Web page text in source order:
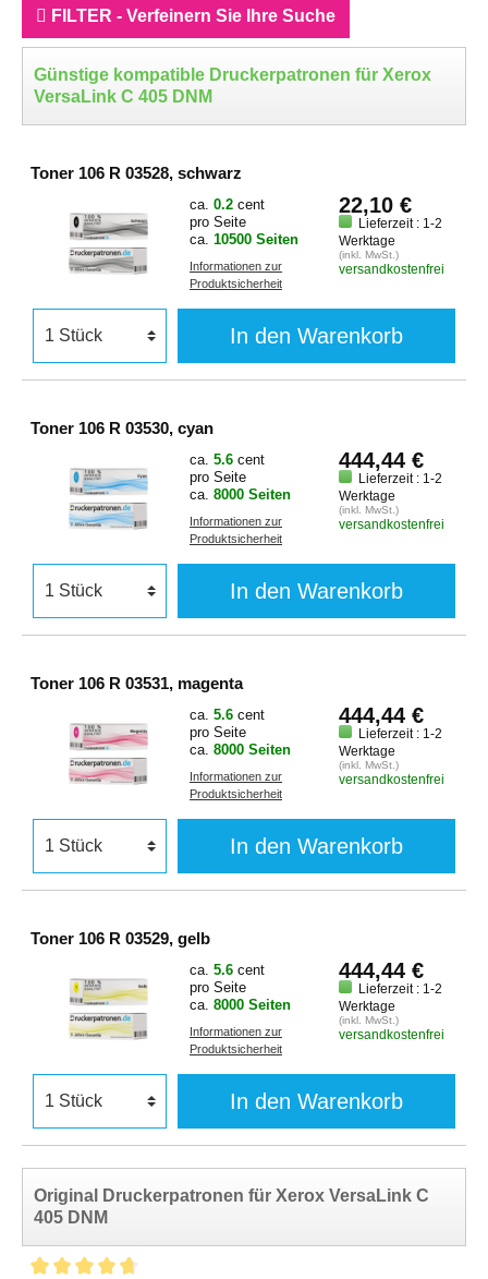
FILTER - Verfeinern Sie Ihre Suche
Günstige kompatible Druckerpatronen für Xerox
VersaLink C 405 DNM
Toner 106 R 03528, schwarz
ca. 0.2 cent
pro Seite
ca. 10500 Seiten
Informationen zur
Produktsicherheit
22,10 €
Lieferzeit : 1-2
Werktage
(inkl. MwSt.)
versandkostenfrei
In den Warenkorb
Toner 106 R 03530, cyan
ca. 5.6 cent
pro Seite
ca. 8000 Seiten
Informationen zur
Produktsicherheit
444,44 €
Lieferzeit : 1-2
Werktage
(inkl. MwSt.)
versandkostenfrei
In den Warenkorb
Toner 106 R 03531, magenta
ca. 5.6 cent
pro Seite
ca. 8000 Seiten
Informationen zur
Produktsicherheit
444,44 €
Lieferzeit : 1-2
Werktage
(inkl. MwSt.)
versandkostenfrei
In den Warenkorb
Toner 106 R 03529, gelb
ca. 5.6 cent
pro Seite
ca. 8000 Seiten
Informationen zur
Produktsicherheit
444,44 €
Lieferzeit : 1-2
Werktage
(inkl. MwSt.)
versandkostenfrei
In den Warenkorb
Original Druckerpatronen für Xerox VersaLink C
405 DNM